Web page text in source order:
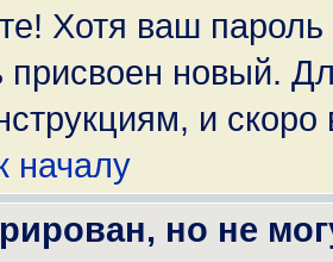
Хотя ваш
новый.
и
началу
но не